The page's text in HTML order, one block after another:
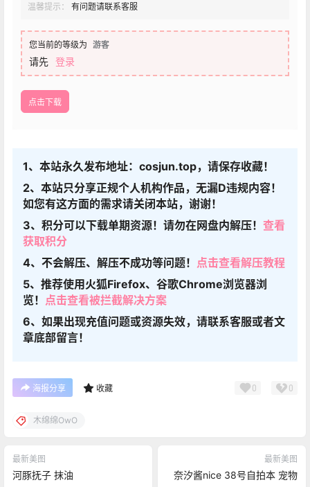
温馨提示：
有问题请联系客服
您当前的等级为 游客
请先 登录
点击下载
1、本站永久发布地址：cosjun.top，请保存收藏！
2、本站只分享正规个人机构作品，无漏D违规内容！
如您有这方面的需求请关闭本站，谢谢！
3、积分可以下载单期资源！请勿在网盘内解压！ 查看
获取积分
4、不会解压、解压不成功等问题！ 点击查看解压教程
5、推荐使用火狐Firefox、谷歌Chrome浏览器浏
览！ 点击查看被拦截解决方案
6、如果出现充值问题或资源失效，请联系客服或者文
章底部留言！
海报分享 收藏 0 0
木绵绵OwO
最新美图
河豚抚子 抹油
最新美图
奈汐酱nice 38号自拍本 宠物